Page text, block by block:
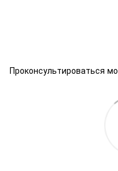
Проконсультироваться